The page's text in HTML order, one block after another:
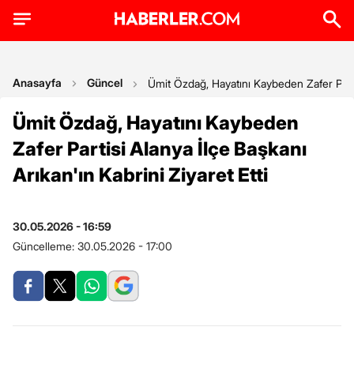
Anasayfa Güncel Ümit Özdağ, Hayatını Kaybeden Zafer
Ümit Özdağ, Hayatını Kaybeden
Zafer Partisi Alanya İlçe Başkanı
Arıkan'ın Kabrini Ziyaret Etti
30.05.2026 - 16:59
Güncelleme: 30.05.2026 - 17:00